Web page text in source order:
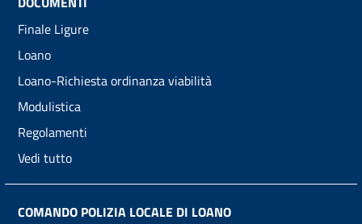
Finale Ligure
Loano
Loano-Richiesta ordinanza viabilità
Modulistica
Regolamenti
Vedi tutto
COMANDO POLIZIA LOCALE DI LOANO